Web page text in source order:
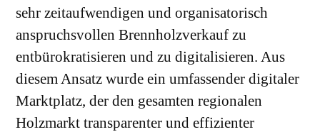
sehr zeitaufwendigen und organisatorisch
anspruchsvollen Brennholzverkauf zu
entbürokratisieren und zu digitalisieren. Aus
diesem Ansatz wurde ein umfassender digitaler
Marktplatz, der den gesamten regionalen
Holzmarkt transparenter und effizienter